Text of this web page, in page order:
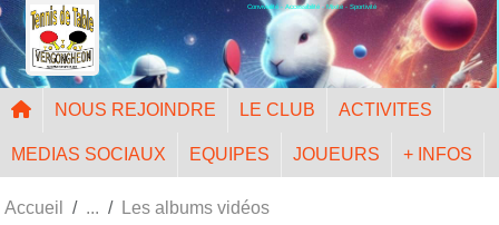
Convivialité - Accessibilité - Mixité - Sportivité
NOUS REJOINDRE LE CLUB ACTIVITES
MEDIAS SOCIAUX EQUIPES JOUEURS + INFOS
Accueil Les albums vidéos
Panneau de gestion des cookies